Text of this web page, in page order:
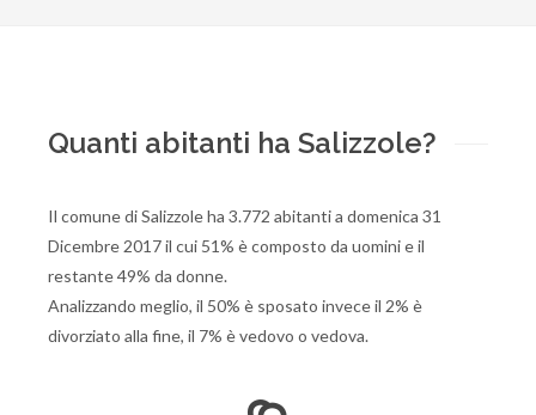
Quanti abitanti ha Salizzole?
Il comune di Salizzole ha 3.772 abitanti a domenica 31
Dicembre 2017 il cui 51% è composto da uomini e il
restante 49% da donne.
Analizzando meglio, il 50% è sposato invece il 2% è
divorziato alla fine, il 7% è vedovo o vedova.